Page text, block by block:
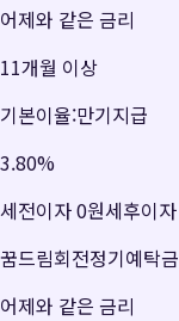
어제와 같은 금리
11개월 이상
기본이율:만기지급
3.80%
세전이자0원세후이자
꿈드림회전정기예탁금
어제와 같은 금리